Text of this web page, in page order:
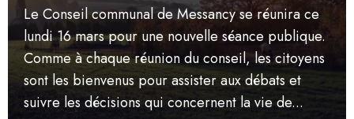
Le Conseil communal de Messancy se réunira ce
lundi 16 mars pour une nouvelle séance publique.
Comme à chaque réunion du conseil, les citoyens
sont les bienvenus pour assister aux débats et
suivre les décisions qui concernent la vie de...